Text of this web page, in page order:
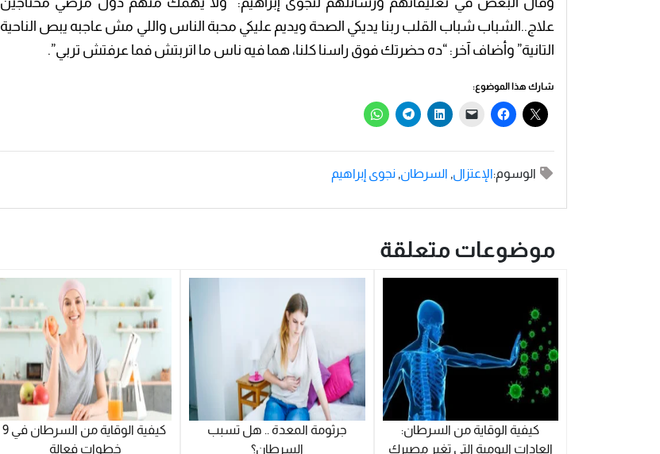
علاج..الشباب شباب القلب ربنا يديكي الصحة ويديم عليكي محبة الناس واللي مش عاجبه يبص الناحية
التانية” وأضاف آخر: “ده حضرتك فوق راسنا كلنا، هما فيه ناس ما اتربتش فما عرفتش تربي”.
شارك هذا الموضوع:
الوسوم:اﻹعتزال, السرطان, نجوى إبراهيم
موضوعات متعلقة
كيفية الوقاية من السرطان:
العادات اليومية التي تغير مصيرك
جرثومة المعدة .. هل تسبب
السرطان؟
كيفية الوقاية من السرطان في 9
خطوات فعالة